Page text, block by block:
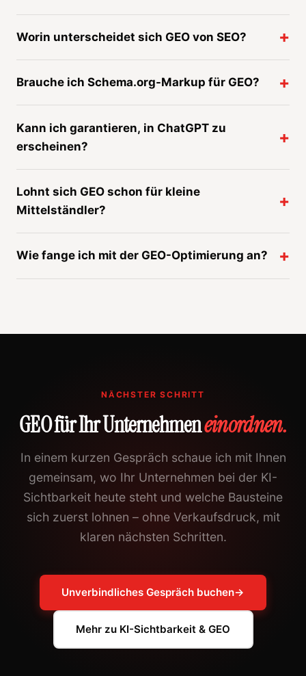
Worin unterscheidet sich GEO von SEO?
Brauche ich Schema.org-Markup für GEO?
Kann ich garantieren, in ChatGPT zu
erscheinen?
Lohnt sich GEO schon für kleine
Mittelständler?
Wie fange ich mit der GEO-Optimierung an?
NÄCHSTER SCHRITT
GEO für Ihr Unternehmeneinordnen.
In einem kurzen Gespräch schaue ich mit Ihnen
gemeinsam, wo Ihr Unternehmen bei der KI-
Sichtbarkeit heute steht und welche Bausteine
sich zuerst lohnen – ohne Verkaufsdruck, mit
klaren nächsten Schritten.
Unverbindliches Gespräch buchen→
Mehr zu KI-Sichtbarkeit & GEO